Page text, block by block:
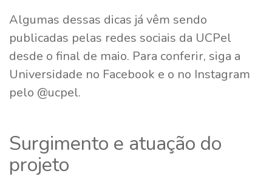
Algumas dessas dicas já vêm sendo
publicadas pelas redes sociais da UCPel
desde o final de maio. Para conferir, siga a
Universidade no Facebook e o no Instagram
pelo @ucpel.
Surgimento e atuação do
projeto